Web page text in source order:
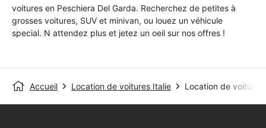
voitures en Peschiera Del Garda. Recherchez de petites à
grosses voitures, SUV et minivan, ou louez un véhicule
special. N attendez plus et jetez un oeil sur nos offres !
Accueil Location de voitures Italie Location de voitures